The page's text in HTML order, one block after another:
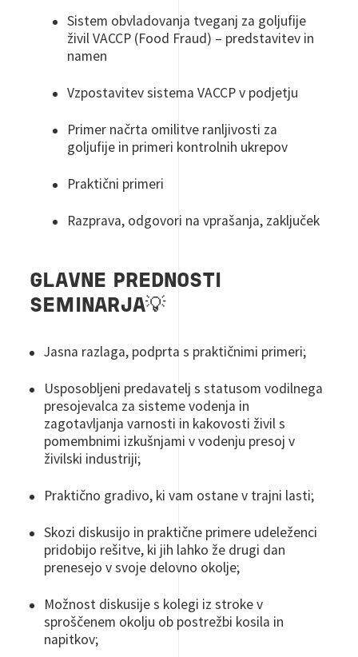
Sistem obvladovanja tveganj za goljufije
živil VACCP (Food Fraud) – predstavitev in
namen
Vzpostavitev sistema VACCP v podjetju
Primer načrta omilitve ranljivosti za
goljufije in primeri kontrolnih ukrepov
Praktični primeri
Razprava, odgovori na vprašanja, zaključek
GLAVNE PREDNOSTI
SEMINARJA💡
Jasna razlaga, podprta s praktičnimi primeri;
Usposobljeni predavatelj s statusom vodilnega
presojevalca za sisteme vodenja in
zagotavljanja varnosti in kakovosti živil s
pomembnimi izkušnjami v vodenju presoj v
živilski industriji;
Praktično gradivo, ki vam ostane v trajni lasti;
Skozi diskusijo in praktične primere udeleženci
pridobijo rešitve, ki jih lahko že drugi dan
prenesejo v svoje delovno okolje;
Možnost diskusije s kolegi iz stroke v
sproščenem okolju ob postrežbi kosila in
napitkov;